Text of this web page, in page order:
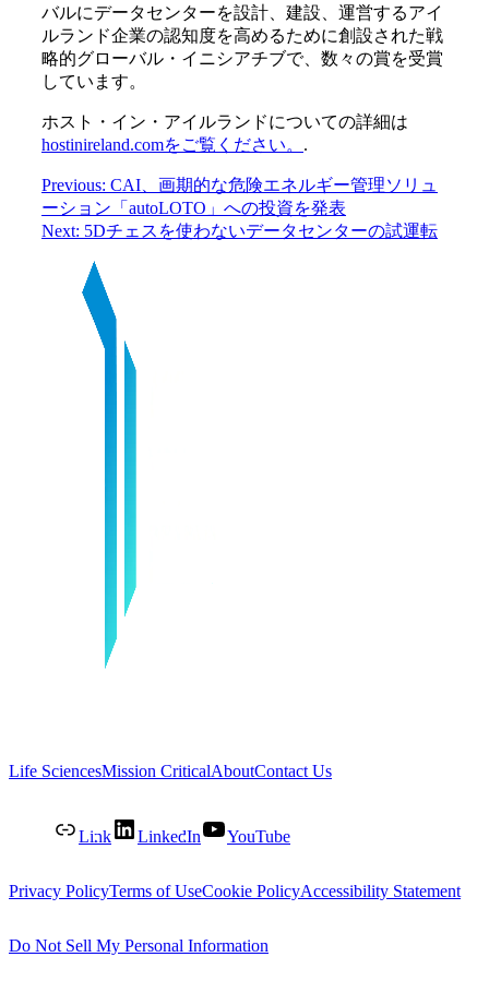
バルにデータセンターを設計、建設、運営するアイ
ルランド企業の認知度を高めるために創設された戦
略的グローバル・イニシアチブで、数々の賞を受賞
しています。
ホスト・イン・アイルランドについての詳細は
hostinireland.comをご覧ください。 .
Previous: CAI、画期的な危険エネルギー管理ソリュ
ーション「autoLOTO」への投資を発表
Next: 5Dチェスを使わないデータセンターの試運転
Life SciencesMission CriticalAboutContact Us
Link LinkedIn YouTube
Privacy PolicyTerms of UseCookie PolicyAccessibility Statement
Do Not Sell My Personal Information